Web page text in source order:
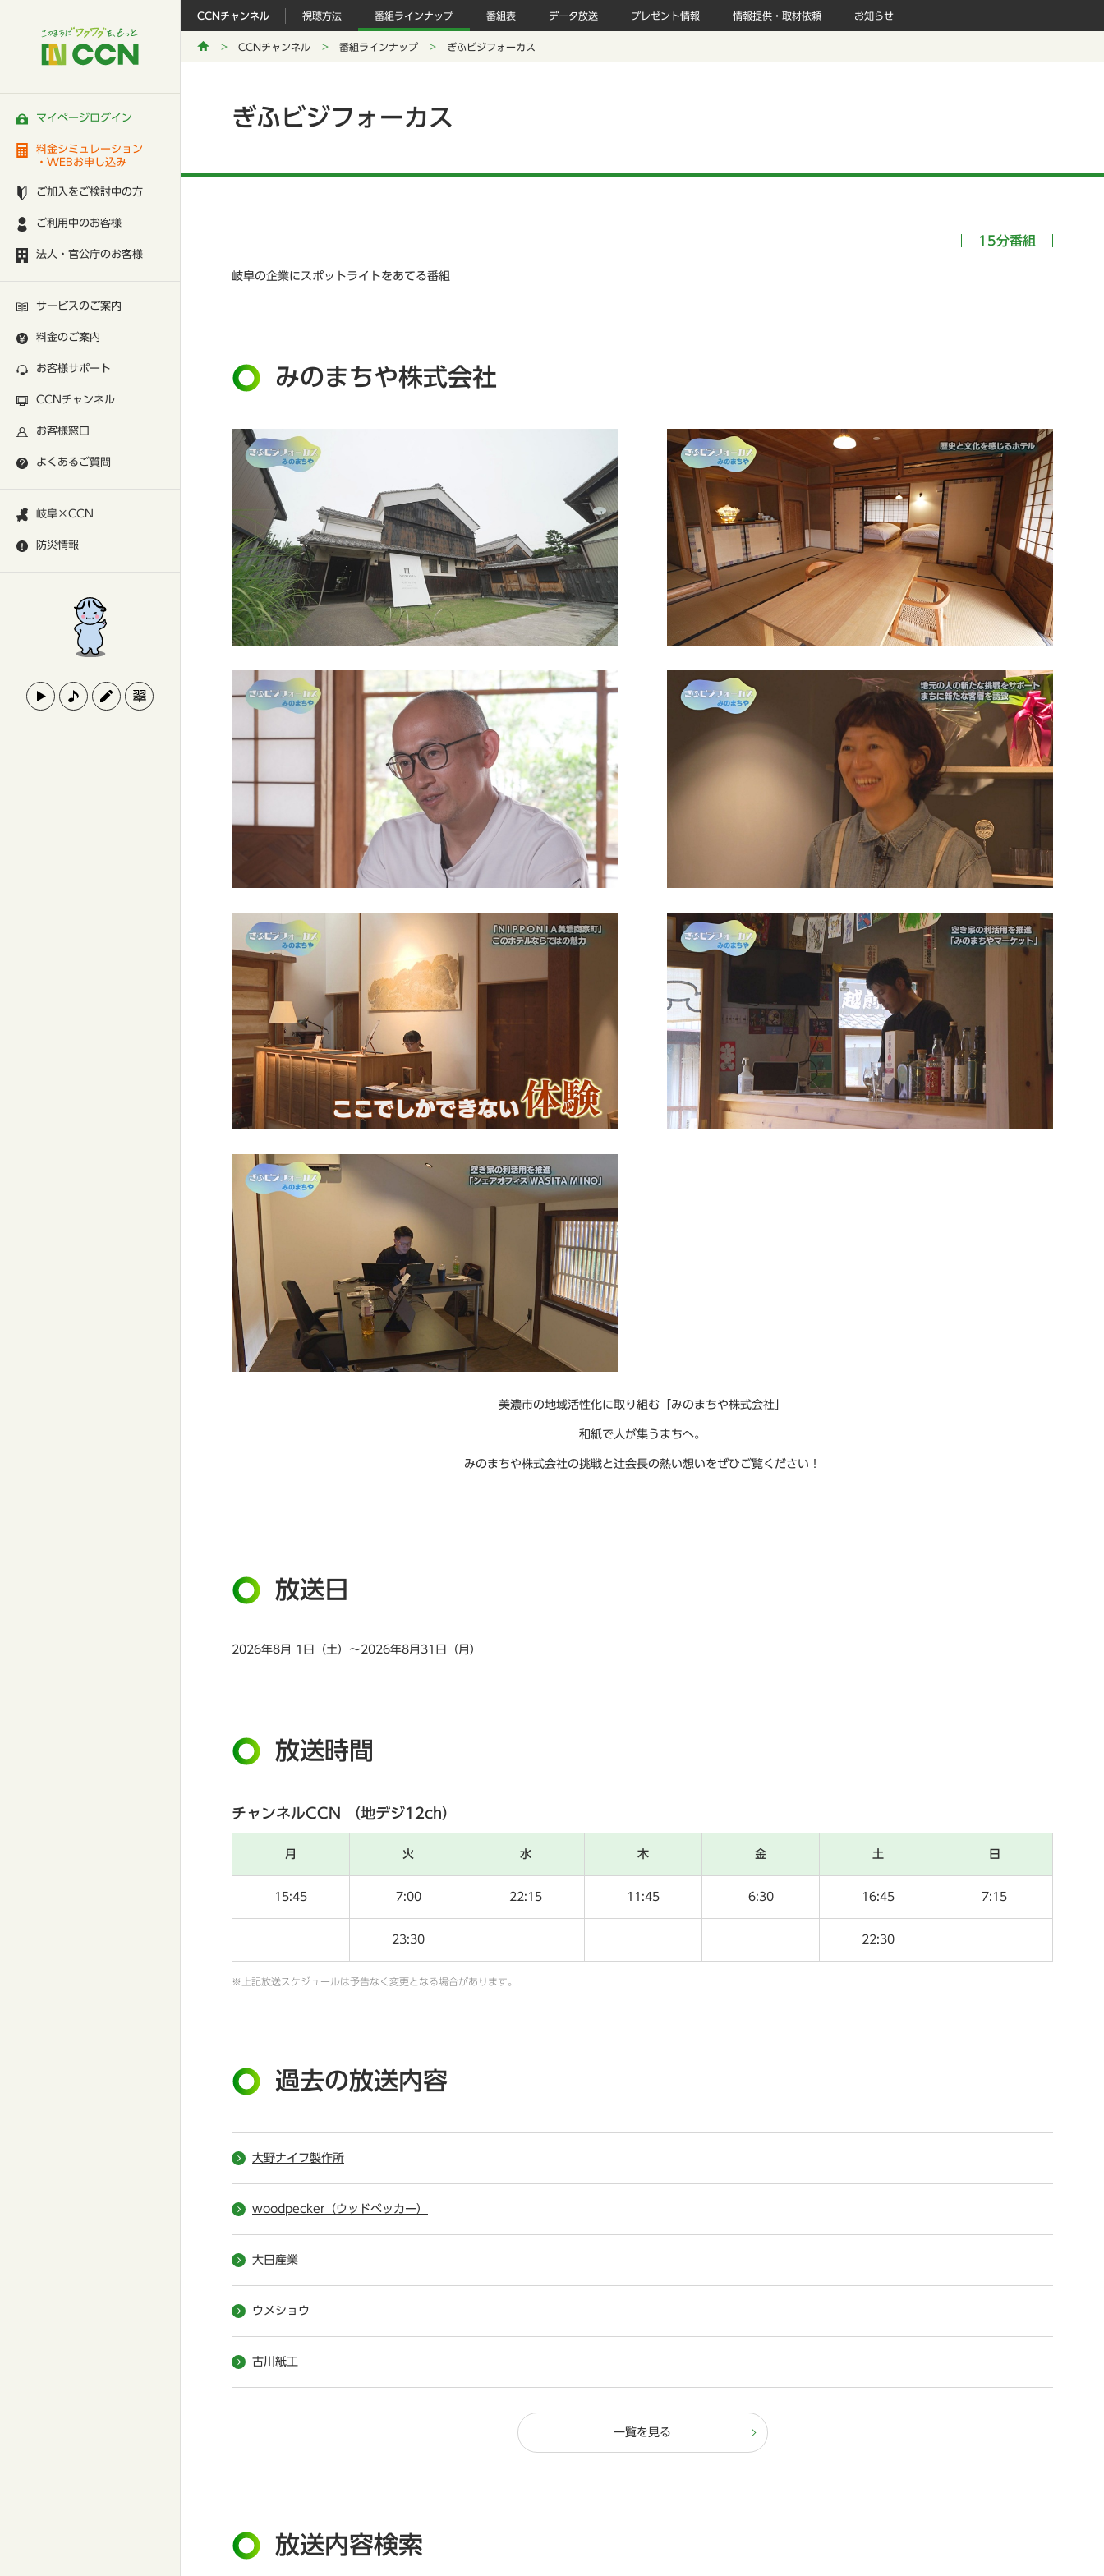
マイページログイン
料金シミュレーション
・WEBお申し込み
ご加入をご検討中の方
ご利用中のお客様
法人・官公庁のお客様
サービスのご案内
料金のご案内
お客様サポート
CCNチャンネル
お客様窓口
よくあるご質問
岐阜×CCN
防災情報
CCNチャンネル 視聴方法 番組ラインナップ 番組表 データ放送 プレゼント情報 情報提供・取材依頼 お知らせ
CCNチャンネル 番組ラインナップ ぎふビジフォーカス
ぎふビジフォーカス
15分番組
岐阜の企業にスポットライトをあてる番組
みのまちや株式会社
美濃市の地域活性化に取り組む「みのまちや株式会社」
和紙で人が集うまちへ。
みのまちや株式会社の挑戦と辻会長の熱い想いをぜひご覧ください！
放送日
2026年8月 1日（土）～2026年8月31日（月）
放送時間
チャンネルCCN （地デジ12ch）
月 火 水 木 金 土 日
15:45 7:00 22:15 11:45 6:30 16:45 7:15
23:30 22:30
※上記放送スケジュールは予告なく変更となる場合があります。
過去の放送内容
大野ナイフ製作所
woodpecker（ウッドペッカー）
大日産業
ウメショウ
古川紙工
一覧を見る
放送内容検索